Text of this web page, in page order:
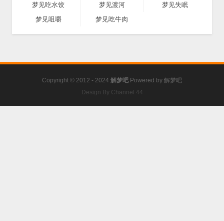
梦见吃水饺
梦见渡河
梦见失眠
梦见咀嚼
梦见吃牛肉
Copyright © 2012 - 2024 解梦吧 Powered by 解梦吧
Design By Channel 44